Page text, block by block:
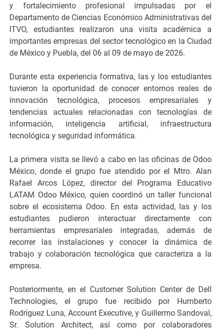
y fortalecimiento profesional impulsadas por el
Departamento de Ciencias Económico Administrativas del
ITVO, estudiantes realizaron una visita académica a
importantes empresas del sector tecnológico en la Ciudad
de México y Puebla, del 06 al 09 de mayo de 2026.
Durante esta experiencia formativa, las y los estudiantes
tuvieron la oportunidad de conocer entornos reales de
innovación tecnológica, procesos empresariales y
tendencias actuales relacionadas con tecnologías de
información, inteligencia artificial, infraestructura
tecnológica y seguridad informática.
La primera visita se llevó a cabo en las oficinas de Odoo
México, donde el grupo fue atendido por el Mtro. Alan
Rafael Arcos López, director del Programa Educativo
LATAM Odoo México, quien coordinó un taller funcional
sobre el ecosistema Odoo. En esta actividad, las y los
estudiantes pudieron interactuar directamente con
herramientas empresariales integradas, además de
recorrer las instalaciones y conocer la dinámica de
trabajo y colaboración tecnológica que caracteriza a la
empresa.
Posteriormente, en el Customer Solution Center de Dell
Technologies, el grupo fue recibido por Humberto
Rodríguez Luna, Account Executive, y Guillermo Sandoval,
Sr. Solution Architect, así como por colaboradores